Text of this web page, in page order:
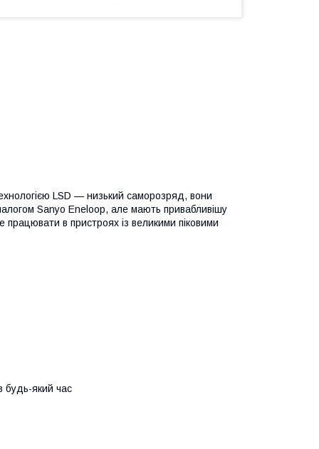
LSD — низький саморозряд, вони
Sanyo Eneloop, але мають привабливішу
в пристроях із великими піковими
будь-який час